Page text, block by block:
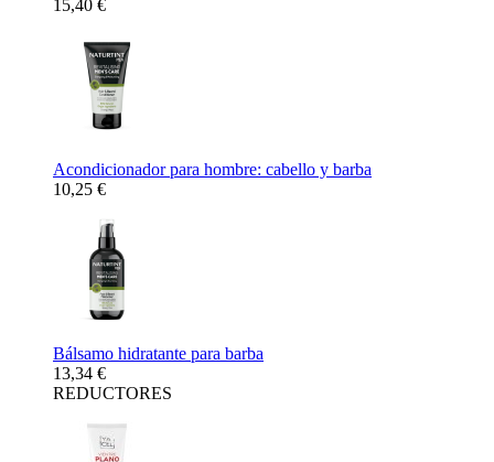
15,40 €
Acondicionador para hombre: cabello y barba
10,25 €
Bálsamo hidratante para barba
13,34 €
REDUCTORES